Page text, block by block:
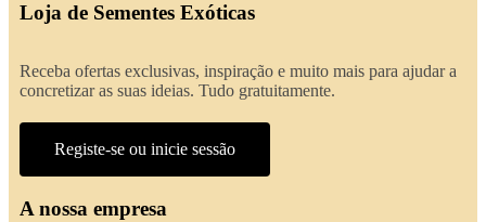
Loja de Sementes Exóticas
Receba ofertas exclusivas, inspiração e muito mais para ajudar a
concretizar as suas ideias. Tudo gratuitamente.
Registe-se ou inicie sessão
A nossa empresa